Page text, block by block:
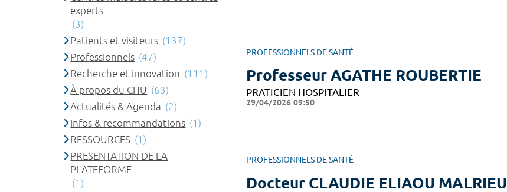
PROFESSIONNELS DE SANTÉ
Professeur AGATHE ROUBERTIE
PRATICIEN HOSPITALIER
29/04/2026 09:50
PROFESSIONNELS DE SANTÉ
Docteur CLAUDIE ELIAOU MALRIEU
experts
(3)
Patients et visiteurs (137)
Professionnels (47)
Recherche et innovation (111)
À propos du CHU (63)
Actualités & Agenda (2)
Infos & recommandations (1)
RESSOURCES (1)
PRESENTATION DE LA
PLATEFORME
(1)